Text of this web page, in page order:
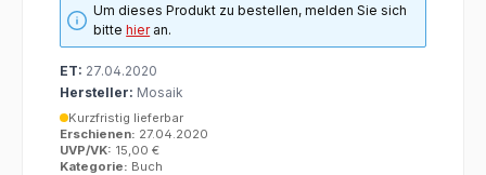
Um dieses Produkt zu bestellen, melden Sie sich
bittehieran.
ET: 27.04.2020
Hersteller: Mosaik
Kurzfristig lieferbar
Erschienen: 27.04.2020
UVP/VK: 15,00 €
Kategorie: Buch